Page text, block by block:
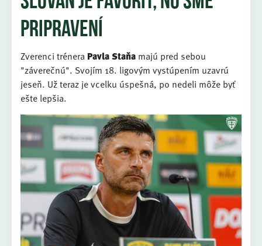
pripravení
Zverenci trénera Pavla Staňa majú pred sebou
"záverečnú". Svojím 18. ligovým vystúpením uzavrú
jeseň. Už teraz je vcelku úspešná, po nedeli môže byť
ešte lepšia.